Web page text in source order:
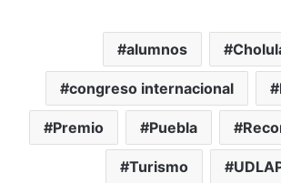
alumnos
congreso internacional
Premio Puebla
Turismo